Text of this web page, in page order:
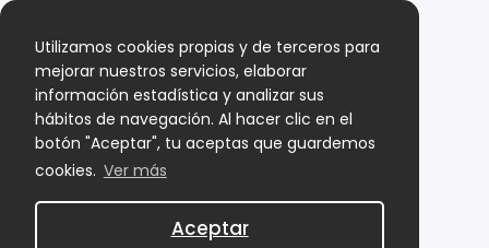
Utilizamos cookies propias y de terceros para
mejorar nuestros servicios, elaborar
información estadística y analizar sus
hábitos de navegación. Al hacer clic en el
botón "Aceptar", tu aceptas que guardemos
cookies. Ver más
Aceptar